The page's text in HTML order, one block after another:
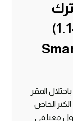
جديد – سرفايفل (1.14.4)
المقر
الخاص
معنا في